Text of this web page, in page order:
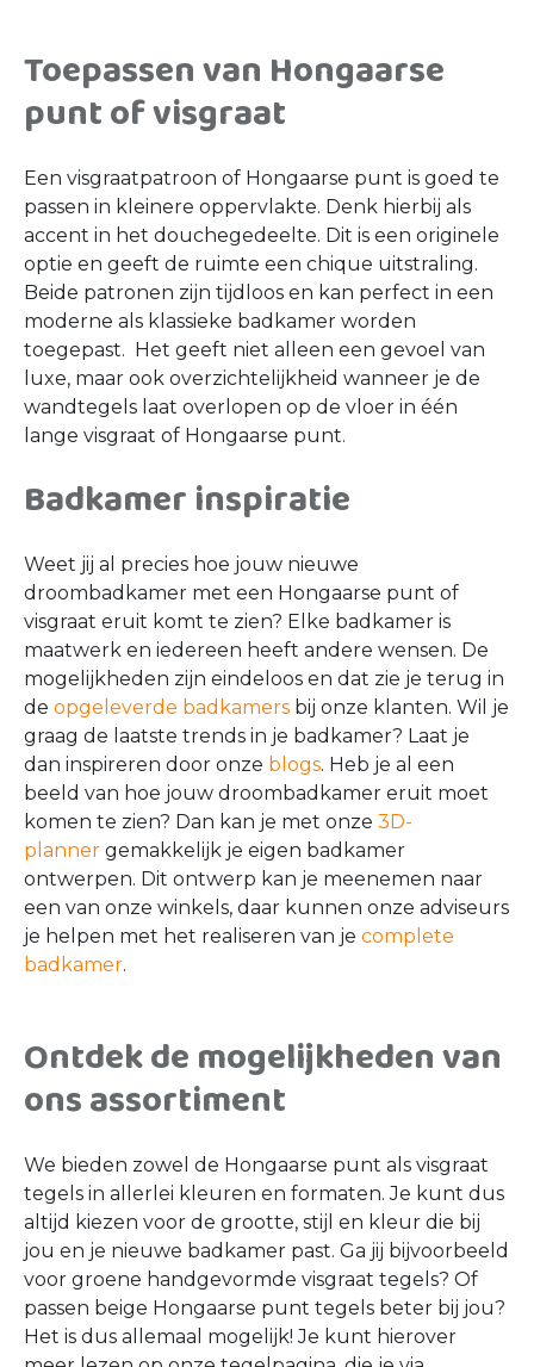
Toepassenvan Hongaarse
punt of visgraat
Een visgraatpatroon of Hongaarse punt is goed te
passen in kleinere oppervlakte. Denk hierbij als
accent in het douchegedeelte. Dit is een originele
optie en geeft de ruimte een chique uitstraling.
Beide patronen zijn tijdloos en kan perfect in een
moderne als klassieke badkamer worden
toegepast. Het geeft niet alleen een gevoel van
luxe, maar ook overzichtelijkheid wanneer je de
wandtegels laat overlopen op de vloer in één
lange visgraat of Hongaarse punt.
Badkamer inspiratie
Weet jij al precies hoe jouw nieuwe
droombadkamer met een Hongaarse punt of
visgraat eruit komt te zien? Elke badkamer is
maatwerk en iedereen heeft andere wensen. De
mogelijkheden zijn eindeloos en dat zie je terug in
de opgeleverde badkamers bij onze klanten. Wil je
graag de laatste trends in je badkamer? Laat je
dan inspireren door onze blogs. Heb je al een
beeld van hoe jouw droombadkamer eruit moet
komen te zien? Dan kan je met onze 3D-
planner gemakkelijk je eigen badkamer
ontwerpen. Dit ontwerp kan je meenemen naar
een van onze winkels, daar kunnen onze adviseurs
je helpen met het realiseren van je complete
badkamer.
Ontdek de mogelijkheden van
ons assortiment
We bieden zowel de Hongaarse punt als visgraat
tegels in allerlei kleuren en formaten. Je kunt dus
altijd kiezen voor de grootte, stijl en kleur die bij
jou en je nieuwe badkamer past. Ga jij bijvoorbeeld
voor groene handgevormde visgraat tegels? Of
passen beige Hongaarse punt tegels beter bij jou?
Het is dus allemaal mogelijk! Je kunt hierover